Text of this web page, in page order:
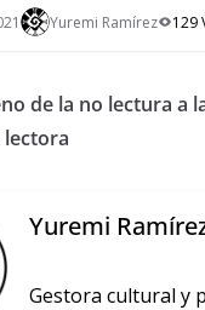
Yuremi Ramírez 129
de la no lectura a
Yuremi
Gestora cultural y